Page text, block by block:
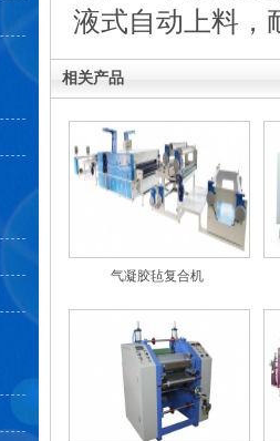
液式自动上料，
相关产品
气凝胶毡复合机